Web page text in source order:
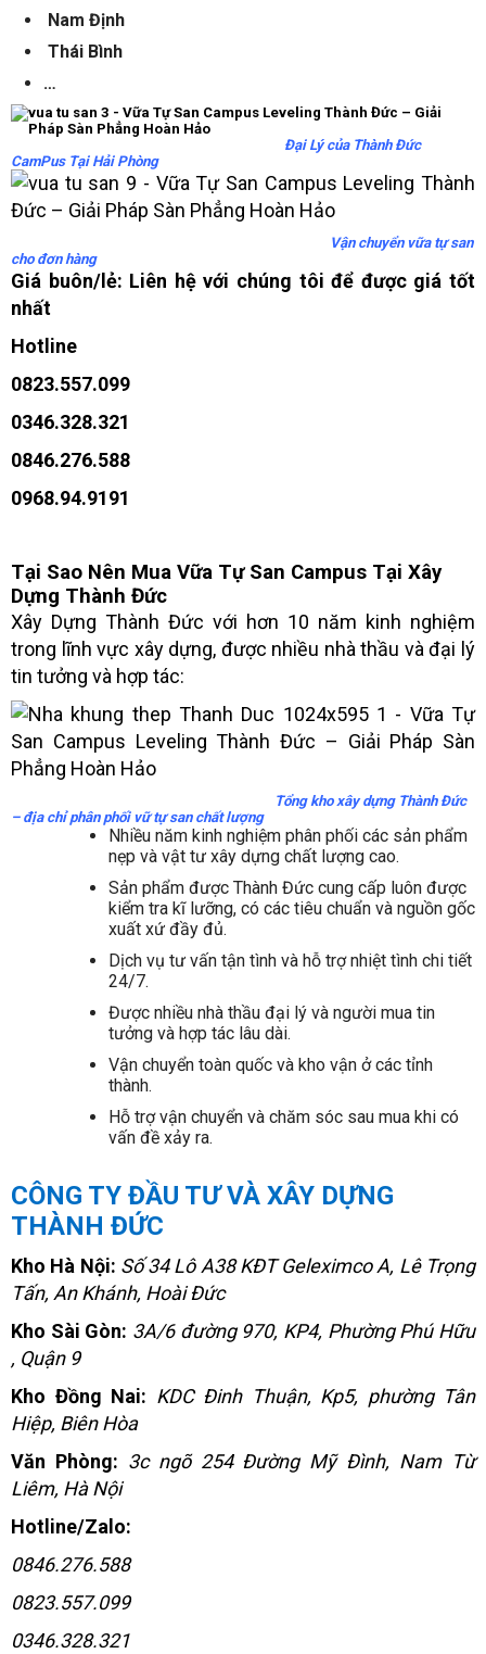
Nam Định
Thái Bình
…
Đại Lý của Thành Đức
CamPus Tại Hải Phòng
Vận chuyển vữa tự san
cho đơn hàng
Giá buôn/lẻ: Liên hệ với chúng tôi để được giá tốt
nhất
Hotline
0823.557.099
0346.328.321
0846.276.588
0968.94.9191
Tại Sao Nên Mua Vữa Tự San Campus Tại Xây
Dựng Thành Đức
Xây Dựng Thành Đức với hơn 10 năm kinh nghiệm
trong lĩnh vực xây dựng, được nhiều nhà thầu và đại lý
tin tưởng và hợp tác:
Tổng kho xây dựng Thành Đức
– địa chỉ phân phối vữ tự san chất lượng
Nhiều năm kinh nghiệm phân phối các sản phẩm
nẹp và vật tư xây dựng chất lượng cao.
Sản phẩm được Thành Đức cung cấp luôn được
kiểm tra kĩ lưỡng, có các tiêu chuẩn và nguồn gốc
xuất xứ đầy đủ.
Dịch vụ tư vấn tận tình và hỗ trợ nhiệt tình chi tiết
24/7.
Được nhiều nhà thầu đại lý và người mua tin
tưởng và hợp tác lâu dài.
Vận chuyển toàn quốc và kho vận ở các tỉnh
thành.
Hỗ trợ vận chuyển và chăm sóc sau mua khi có
vấn đề xảy ra.
CÔNG TY ĐẦU TƯ VÀ XÂY DỰNG
THÀNH ĐỨC
Kho Hà Nội: Số 34 Lô A38 KĐT Geleximco A, Lê Trọng
Tấn, An Khánh, Hoài Đức
Kho Sài Gòn: 3A/6 đường 970, KP4, Phường Phú Hữu
, Quận 9
Kho Đồng Nai: KDC Đinh Thuận, Kp5, phường Tân
Hiệp, Biên Hòa
Văn Phòng: 3c ngõ 254 Đường Mỹ Đình, Nam Từ
Liêm, Hà Nội
Hotline/Zalo:
0846.276.588
0823.557.099
0346.328.321